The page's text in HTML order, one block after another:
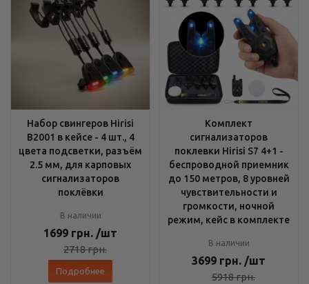
Набор свингеров Hirisi
B2001 в кейсе - 4 шт., 4
цвета подсветки, разъём
2.5 мм, для карповых
сигнализаторов
поклёвки
В наличии
1699 грн. /шт
2718грн.
Подробнее
Комплект
сигнализаторов
поклевки Hirisi S7 4+1 -
беспроводной приемник
до 150 метров, 8 уровней
чувствительности и
громкости, ночной
режим, кейс в комплекте
В наличии
3699 грн. /шт
5918грн.